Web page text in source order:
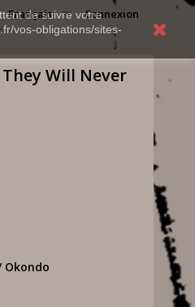
de suivre votre
vos-obligations/sites-
Connexion
Français
Will Never
Okondo